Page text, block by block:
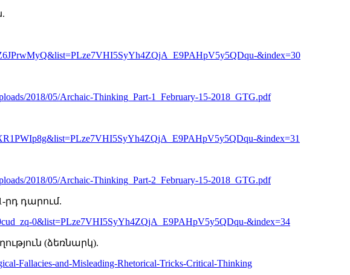
&index=30
2018/05/Archaic-Thinking_Part-1_February-15-2018_GTG.pdf
&index=31
2018/05/Archaic-Thinking_Part-2_February-15-2018_GTG.pdf
րդ դարում.
0&list=PLze7VHI5SyYh4ZQjA_E9PAHpV5y5QDqu-&index=34
(ձեռնարկ).
Fallacies-and-Misleading-Rhetorical-Tricks-Critical-Thinking